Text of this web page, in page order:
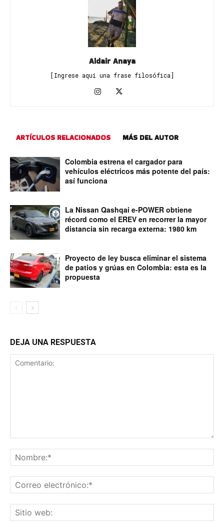
Aldair Anaya
[Ingrese aquí una frase filosófica]
ARTÍCULOS RELACIONADOS MÁS DEL AUTOR
Colombia estrena el cargador para
vehículos eléctricos más potente del país:
así funciona
La Nissan Qashqai e-POWER obtiene
récord como el EREV en recorrer la mayor
distancia sin recarga externa: 1980 km
Proyecto de ley busca eliminar el sistema
de patios y grúas en Colombia: esta es la
propuesta
DEJA UNA RESPUESTA